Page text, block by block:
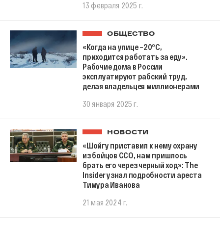
13 февраля 2025 г.
ОБЩЕСТВО
«Когда на улице –20°C,
приходится работать за еду».
Рабочие дома в России
эксплуатируют рабский труд,
делая владельцев миллионерами
30 января 2025 г.
НОВОСТИ
«Шойгу приставил к нему охрану
из бойцов ССО, нам пришлось
брать его через черный ход»: The
Insider узнал подробности ареста
Тимура Иванова
21 мая 2024 г.